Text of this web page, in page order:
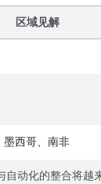
区域见解
墨西哥、南非
自动化的整合将越